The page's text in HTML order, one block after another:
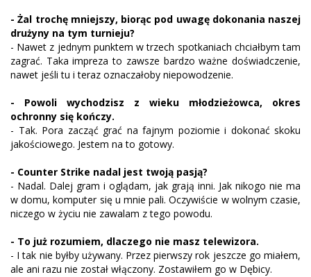
- Żal trochę mniejszy, biorąc pod uwagę dokonania naszej
drużyny na tym turnieju?
- Nawet z jednym punktem w trzech spotkaniach chciałbym tam
zagrać. Taka impreza to zawsze bardzo ważne doświadczenie,
nawet jeśli tu i teraz oznaczałoby niepowodzenie.
- Powoli wychodzisz z wieku młodzieżowca, okres
ochronny się kończy.
- Tak. Pora zacząć grać na fajnym poziomie i dokonać skoku
jakościowego. Jestem na to gotowy.
- Counter Strike nadal jest twoją pasją?
- Nadal. Dalej gram i oglądam, jak grają inni. Jak nikogo nie ma
w domu, komputer się u mnie pali. Oczywiście w wolnym czasie,
niczego w życiu nie zawalam z tego powodu.
- To już rozumiem, dlaczego nie masz telewizora.
- I tak nie byłby używany. Przez pierwszy rok jeszcze go miałem,
ale ani razu nie został włączony. Zostawiłem go w Dębicy.